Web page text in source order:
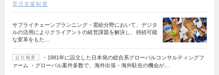
育児支援制度
サプライチェーンプランニング・需給分野において、デジタ
ルの活用によりクライアントの経営課題を解決し、持続可能
な変革をもた…
会社概要
・1981年に設立した日本発の総合系グローバルコンサルティングフ
ァーム ・グローバル案件多数で、海外出張・海外駐在の機会が…